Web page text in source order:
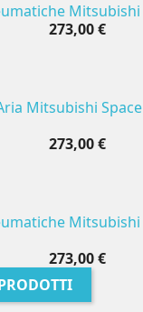
Mitsubishi
273,00 €
Mitsubishi
273,00 €
Mitsubishi
273,00 €